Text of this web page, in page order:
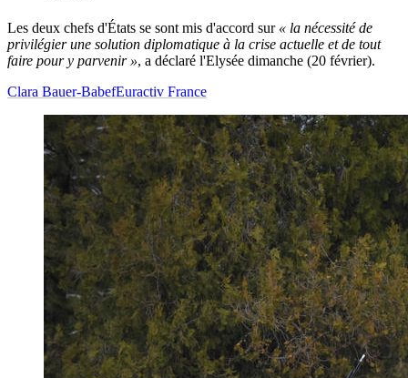
Les deux chefs d'États se sont mis d'accord sur « la nécessité de
privilégier une solution diplomatique à la crise actuelle et de tout
faire pour y parvenir », a déclaré l'Elysée dimanche (20 février).
Clara Bauer-BabefEuractiv France